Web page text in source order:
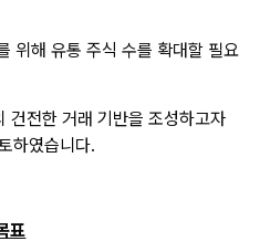
위해 유통 주식 수를 확대할 필요
건전한 거래 기반을 조성하고자
하였습니다.
표